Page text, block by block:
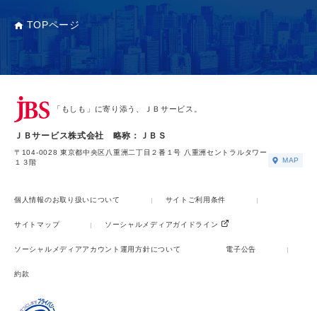
TOPページ
「もしも」に寄り添う、ＪＢサービス。
ＪＢサービス株式会社 略称：ＪＢＳ
〒104-0028 東京都中央区八重洲二丁目２番１号 八重洲セントラルタワー
１３階
MAP
個人情報のお取り扱いについて サイトご利用条件
サイトマップ ソーシャルメディアガイドライン
ソーシャルメディアアカウント運用方針について 電子公告
約款